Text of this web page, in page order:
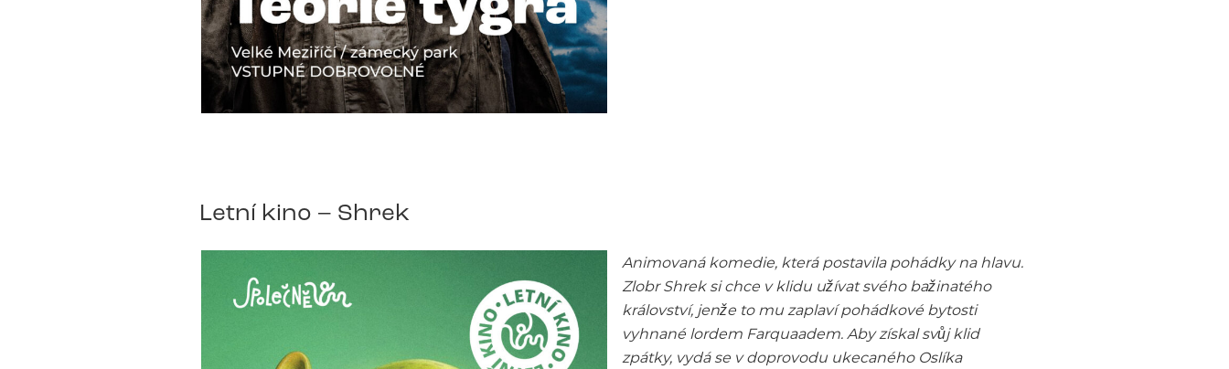
Letní kino – Shrek
Animovaná komedie, která postavila pohádky na hlavu.
Zlobr Shrek si chce v klidu užívat svého bažinatého
království, jenže to mu zaplaví pohádkové bytosti
vyhnané lordem Farquaadem. Aby získal svůj klid
zpátky, vydá se v doprovodu ukecaného Oslíka